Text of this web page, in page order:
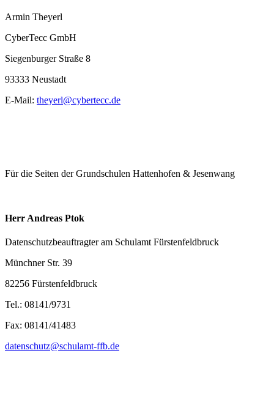
Armin Theyerl
CyberTecc GmbH
Siegenburger Straße 8
93333 Neustadt
E-Mail: theyerl@cybertecc.de
Für die Seiten der Grundschulen Hattenhofen & Jesenwang
Herr Andreas Ptok
Datenschutzbeauftragter am Schulamt Fürstenfeldbruck
Münchner Str. 39
82256 Fürstenfeldbruck
Tel.: 08141/9731
Fax: 08141/41483
datenschutz@schulamt-ffb.de